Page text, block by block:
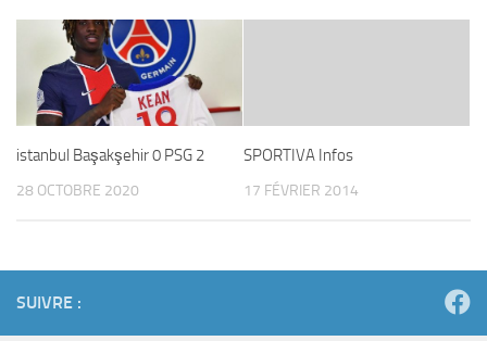
istanbul Başakşehir 0 PSG 2
28 OCTOBRE 2020
SPORTIVA Infos
17 FÉVRIER 2014
SUIVRE :